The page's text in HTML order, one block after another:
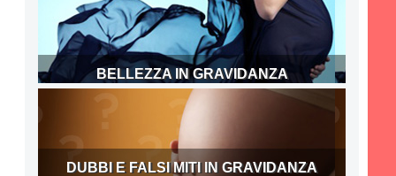
BELLEZZA IN GRAVIDANZA
DUBBI E FALSI MITI IN GRAVIDANZA